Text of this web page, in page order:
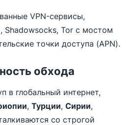
VPN-сервисы,
Shadowsocks, Tor с мостом
точки доступа (APN).
обхода
в глобальный интернет,
,Турции,Сирии,
со строгой